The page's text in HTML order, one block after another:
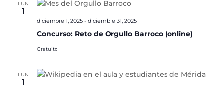
LUN
1
Concurso: Reto de Orgullo Barroco (online)
diciembre 1, 2025- diciembre 31, 2025
Gratuito
LUN
1